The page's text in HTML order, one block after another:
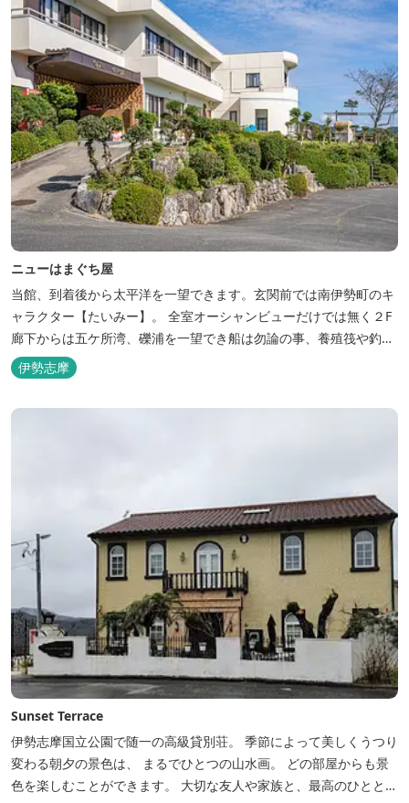
ニューはまぐち屋
当館、到着後から太平洋を一望できます。玄関前では南伊勢町のキ
ャラクター【たいみー】。 全室オーシャンビューだけでは無く２F
廊下からは五ケ所湾、礫浦を一望でき船は勿論の事、養殖筏や釣り
堀筏などみる事ができます。 当館一押しのお部屋【大島】からは太
平洋を一望。マグロの養殖筏、夜には漁師さん達の船の光がみえ対
伊勢志摩
Sunset Terrace
伊勢志摩国立公園で随一の高級貸別荘。 季節によって美しくうつり
変わる朝夕の景色は、 まるでひとつの山水画。 どの部屋からも景
色を楽しむことができます。 大切な友人や家族と、最高のひととき